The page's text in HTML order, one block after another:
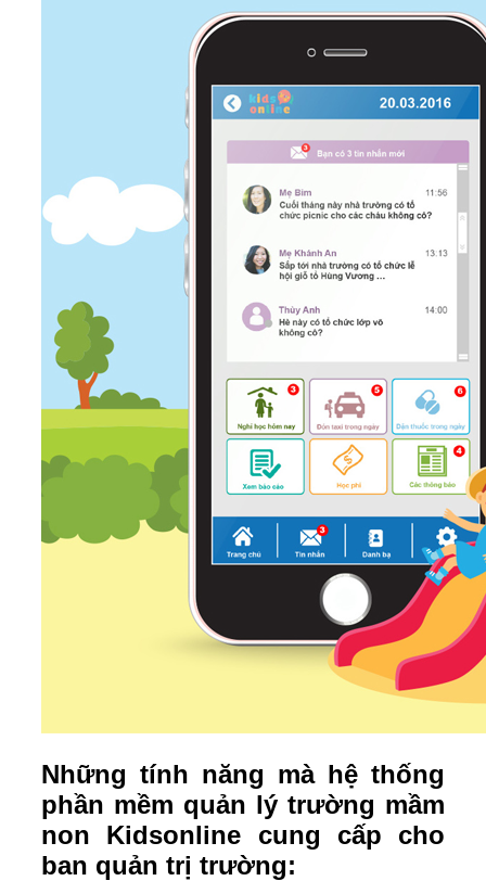
Những tính năng mà hệ thống
phần mềm quản lý trường mầm
non Kidsonline cung cấp cho
ban quản trị trường: